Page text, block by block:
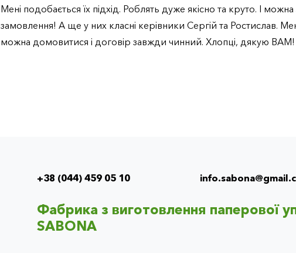
Мені подобається їх підхід. Роблять дуже якісно та круто. І
замовлення! А ще у них класні керівники Сергій та Ростислав.
можна домовитися і договір завжди чинний. Хлопці, дякую ВАМ!
+38 (044) 459 05 10
Фабрика з виготовлення паперової
SABONA
menu
(footer)